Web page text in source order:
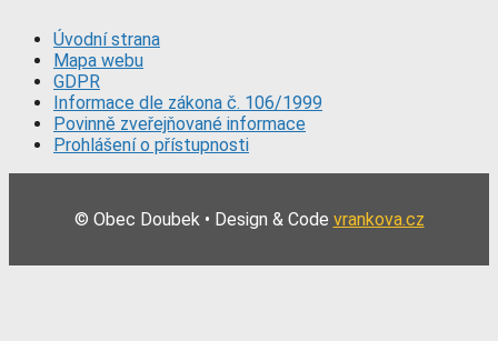
Úvodní strana
Mapa webu
GDPR
Informace dle zákona č. 106/1999
Povinně zveřejňované informace
Prohlášení o přístupnosti
© Obec Doubek • Design & Code vrankova.cz